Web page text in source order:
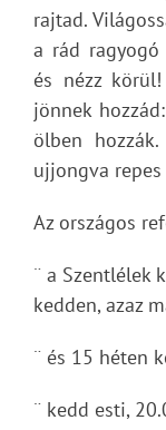
rajtad.
a rád
és nézz
jönnek
ölben
ujjongva repes
Az országos
¨ a Szentlélek
kedden, azaz
¨ és 15 héten
¨ kedd esti,